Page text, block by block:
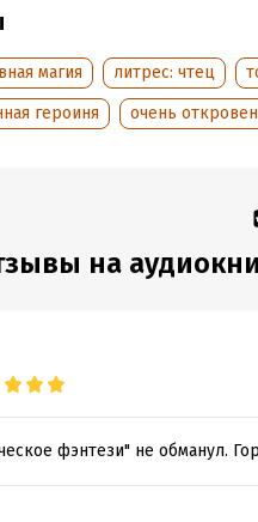
2023
8 сентября 2023
магия литрес: чтец
героиня
очень
на
фэнтези" не обманул.